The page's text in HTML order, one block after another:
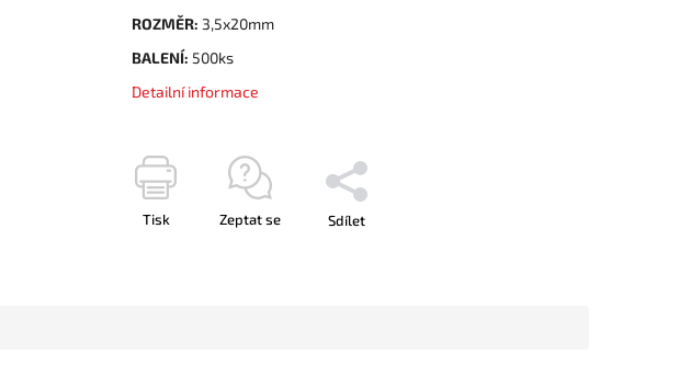
ROZMĚR: 3,5x20mm
BALENÍ: 500ks
Detailní informace
Tisk Zeptat se Sdílet